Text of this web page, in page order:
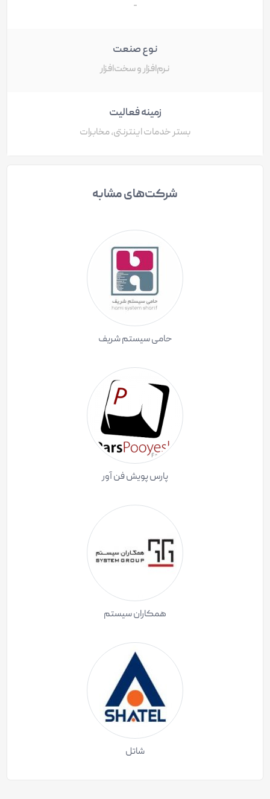
-
نوع صنعت
نرم‌افزار و سخت‌افزار
زمینه فعالیت
بستر خدمات اینترنتی، مخابرات
شرکت‌های مشابه
حامی سیستم شریف
پارس پویش فن آور
همکاران سیستم
شاتل